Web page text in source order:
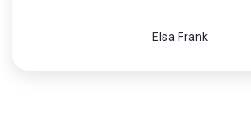
Elsa Frank